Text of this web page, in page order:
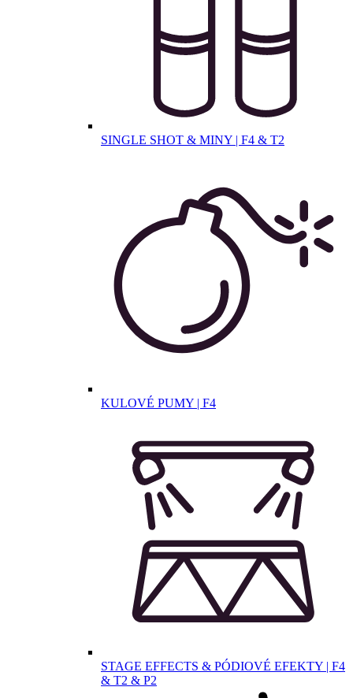
SINGLE SHOT & MINY | F4 & T2
KULOVÉ PUMY | F4
STAGE EFFECTS & PÓDIOVÉ EFEKTY | F4
& T2 & P2